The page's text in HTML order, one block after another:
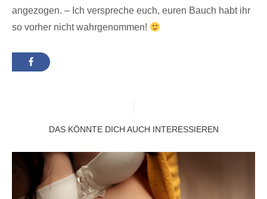
angezogen. – Ich verspreche euch, euren Bauch habt ihr
so vorher nicht wahrgenommen!
DAS KÖNNTE DICH AUCH INTERESSIEREN